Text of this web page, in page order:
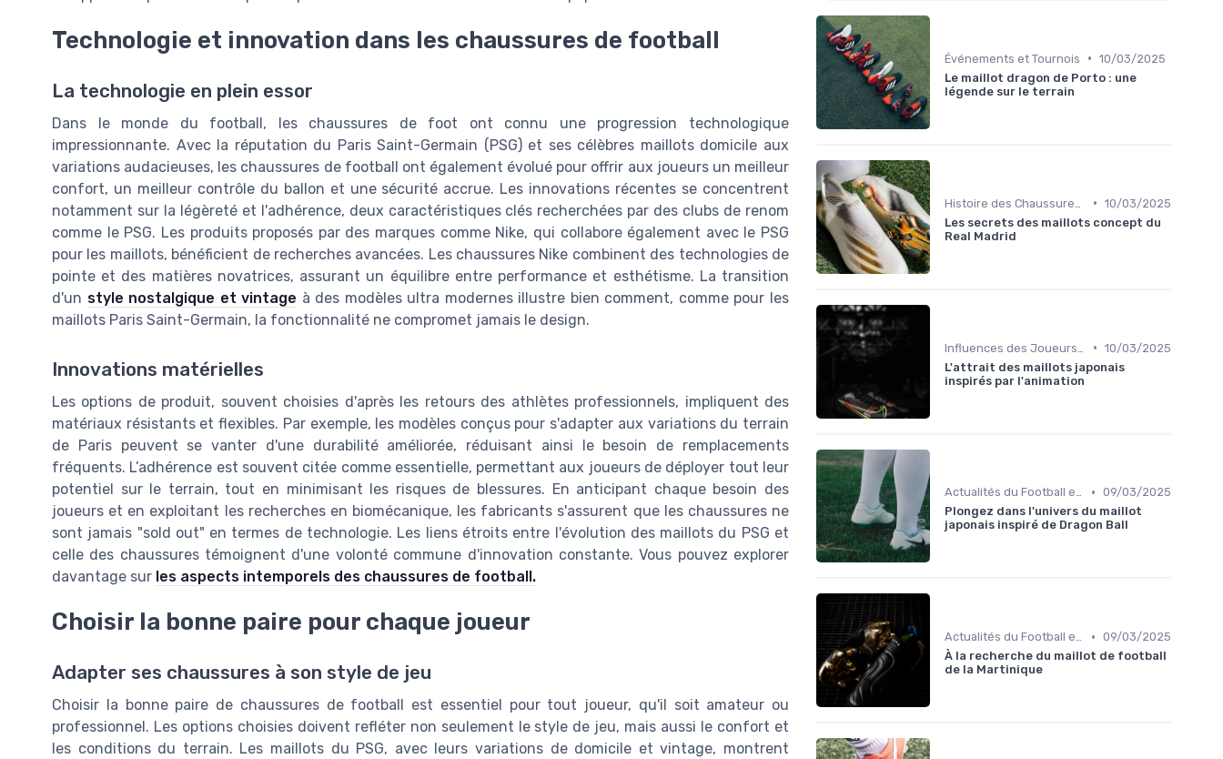
Technologie et innovation dans les chaussures de football
La technologie en plein essor
Dans le monde du football, les chaussures de foot ont connu une progression technologique
impressionnante. Avec la réputation du Paris Saint-Germain (PSG) et ses célèbres maillots domicile aux
variations audacieuses, les chaussures de football ont également évolué pour offrir aux joueurs un meilleur
confort, un meilleur contrôle du ballon et une sécurité accrue. Les innovations récentes se concentrent
notamment sur la légèreté et l'adhérence, deux caractéristiques clés recherchées par des clubs de renom
comme le PSG. Les produits proposés par des marques comme Nike, qui collabore également avec le PSG
pour les maillots, bénéficient de recherches avancées. Les chaussures Nike combinent des technologies de
pointe et des matières novatrices, assurant un équilibre entre performance et esthétisme. La transition
d'un style nostalgique et vintage à des modèles ultra modernes illustre bien comment, comme pour les
maillots Paris Saint-Germain, la fonctionnalité ne compromet jamais le design.
Innovations matérielles
Les options de produit, souvent choisies d'après les retours des athlètes professionnels, impliquent des
matériaux résistants et flexibles. Par exemple, les modèles conçus pour s'adapter aux variations du terrain
de Paris peuvent se vanter d'une durabilité améliorée, réduisant ainsi le besoin de remplacements
fréquents. L’adhérence est souvent citée comme essentielle, permettant aux joueurs de déployer tout leur
potentiel sur le terrain, tout en minimisant les risques de blessures. En anticipant chaque besoin des
joueurs et en exploitant les recherches en biomécanique, les fabricants s'assurent que les chaussures ne
sont jamais "sold out" en termes de technologie. Les liens étroits entre l'évolution des maillots du PSG et
celle des chaussures témoignent d'une volonté commune d'innovation constante. Vous pouvez explorer
davantage sur les aspects intemporels des chaussures de football.
Choisir la bonne paire pour chaque joueur
Adapter ses chaussures à son style de jeu
Choisir la bonne paire de chaussures de football est essentiel pour tout joueur, qu'il soit amateur ou
professionnel. Les options choisies doivent refléter non seulement le style de jeu, mais aussi le confort et
les conditions du terrain. Les maillots du PSG, avec leurs variations de domicile et vintage, montrent
Événements et Tournois • 10/03/2025
Le maillot dragon de Porto : une
légende sur le terrain
• 10/03/2025
Les secrets des maillots concept du
Real Madrid
• 10/03/2025
L'attrait des maillots japonais
inspirés par l'animation
Actualités du Football et Nouveautés • 09/03/2025
Plongez dans l'univers du maillot
japonais inspiré de Dragon Ball
Actualités du Football et Nouveautés • 09/03/2025
À la recherche du maillot de football
de la Martinique